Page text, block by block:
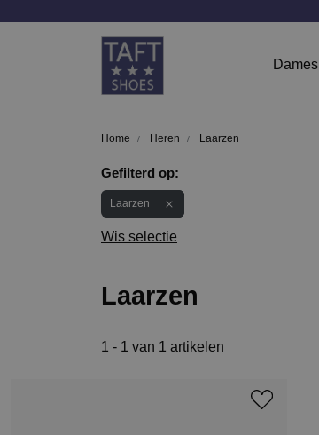
Dames
Home Heren Laarzen
Gefilterd op:
Laarzen
Wis selectie
Laarzen
1 - 1 van 1 artikelen